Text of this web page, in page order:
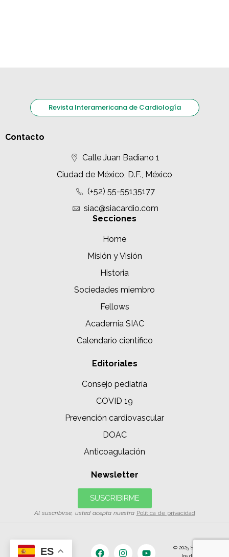
Revista Interamericana de Cardiología
Contacto
Calle Juan Badiano 1
Ciudad de México, D.F., México
(+52) 55-55135177
siac@siacardio.com
Secciones
Home
Misión y Visión
Historia
Sociedades miembro
Fellows
Academia SIAC
Calendario científico
Editoriales
Consejo pediatría
COVID 19
Prevención cardiovascular
DOAC
Anticoagulación
Newsletter
SUSCRIBIRME
Al suscribirse, usted acepta nuestra Política de privacidad
© 2025 SIAC | Todos
los derechos
ES